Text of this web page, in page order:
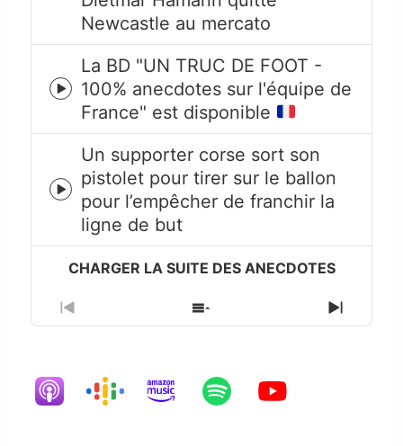
play
iconNewcastle au mercato
Episode
play
icon
La BD "UN TRUC DE FOOT -
100% anecdotes sur l'équipe de
France" est disponible
Episode
play
icon
Un supporter corse sort son
pistolet pour tirer sur le ballon
pour l’empêcher de franchir la
ligne de but
Previous
Episode
Show
Episodes
Next
Episode